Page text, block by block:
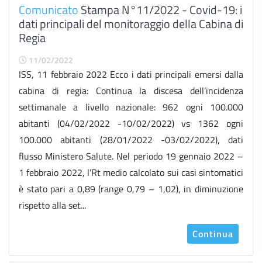
ComunicatoStampa N°11/2022 - Covid-19: i
dati principali del monitoraggio della Cabina di
Regia
11/02/2022
ISS, 11 febbraio 2022 Ecco i dati principali emersi dalla
cabina di regia: Continua la discesa dell’incidenza
settimanale a livello nazionale: 962 ogni 100.000
abitanti (04/02/2022 -10/02/2022) vs 1362 ogni
100.000 abitanti (28/01/2022 -03/02/2022), dati
flusso Ministero Salute. Nel periodo 19 gennaio 2022 –
1 febbraio 2022, l’Rt medio calcolato sui casi sintomatici
è stato pari a 0,89 (range 0,79 – 1,02), in diminuzione
rispetto alla set...
Continua